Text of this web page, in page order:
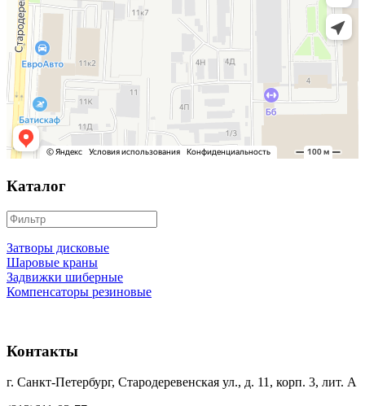
Каталог
Затворы дисковые
Шаровые краны
Задвижки шиберные
Компенсаторы резиновые
Контакты
г. Санкт-Петербург, Стародеревенская ул., д. 11, корп. 3, лит. А